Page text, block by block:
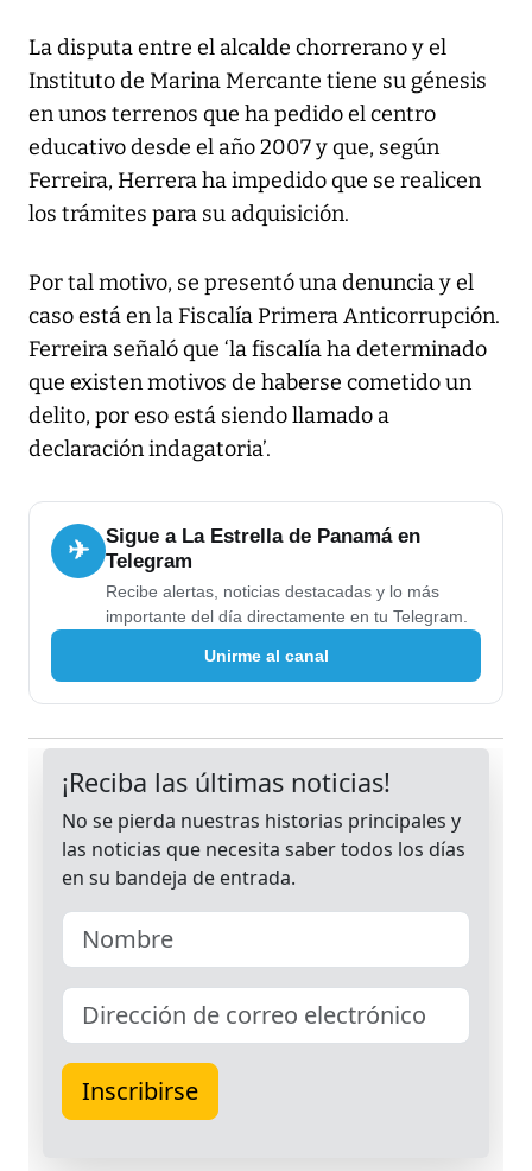
La disputa entre el alcalde chorrerano y el
Instituto de Marina Mercante tiene su génesis
en unos terrenos que ha pedido el centro
educativo desde el año 2007 y que, según
Ferreira, Herrera ha impedido que se realicen
los trámites para su adquisición.
Por tal motivo, se presentó una denuncia y el
caso está en la Fiscalía Primera Anticorrupción.
Ferreira señaló que ‘la fiscalía ha determinado
que existen motivos de haberse cometido un
delito, por eso está siendo llamado a
declaración indagatoria’.
✈
Sigue a La Estrella de Panamá en
Telegram
Recibe alertas, noticias destacadas y lo más
importante del día directamente en tu Telegram.
Unirme al canal